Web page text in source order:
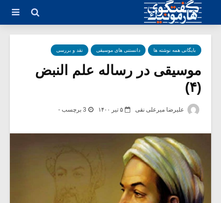
بایگانی همه نوشته ها دانستنی های موسیقی نقد و بررسی
موسیقی در رساله علم النبض
(۴)
علیرضا میرعلی نقی ۵ تیر ۱۴۰۰ 3 برچسب -